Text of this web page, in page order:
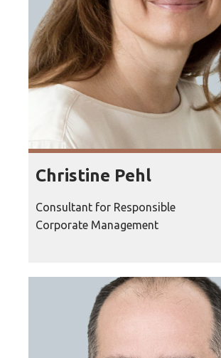
Christine Pehl
Consultant for Responsible
Corporate Management